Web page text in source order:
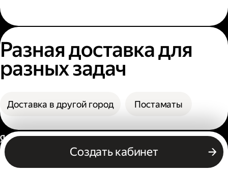
получить его по номеру телефона.
Разная доставка для
разных задач
Доставка в другой город Постаматы
Создать кабинет
Россия
Бизнесу